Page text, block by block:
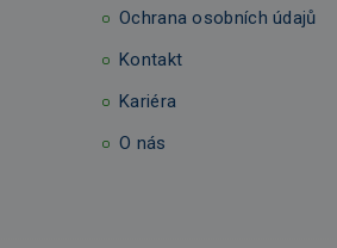
Ochrana osobních údajů
Kontakt
Kariéra
O nás